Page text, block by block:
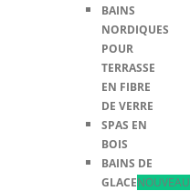
BAINS
NORDIQUES
POUR
TERRASSE
EN FIBRE
DE VERRE
SPAS EN
BOIS
BAINS DE
GLACENOUVEAU